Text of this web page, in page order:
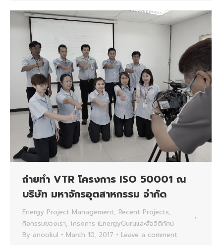
ถ่ายทำ VTR โครงการ ISO 50001 ณ
บริษัท มหาจักรอุตสาหกรรม จำกัด
Energy Project Management, Recent Projects,
กิจกรรมของเรา, โครงการ iEnergyGuruและสื่อวิดีทัศน์
By anookul March 10, 2017 Leave a comment